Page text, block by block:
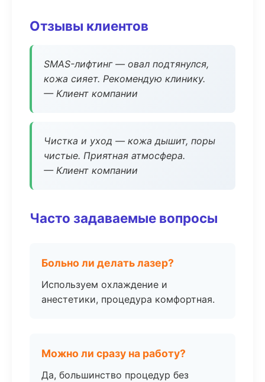
Отзывы клиентов
SMAS-лифтинг — овал подтянулся,
кожа сияет. Рекомендую клинику.
— Клиент компании
Чистка и уход — кожа дышит, поры
чистые. Приятная атмосфера.
— Клиент компании
Часто задаваемые вопросы
Больно ли делать лазер?
Используем охлаждение и
анестетики, процедура комфортная.
Можно ли сразу на работу?
Да, большинство процедур без